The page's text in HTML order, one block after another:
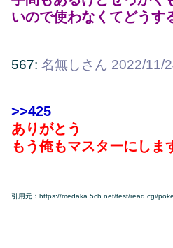
いので使わなくてどうす
567: 名無しさん 2022/11/
>>425
ありがとう
もう俺もマスターにしま
引用元：https://medaka.5ch.net/test/read.cgi/